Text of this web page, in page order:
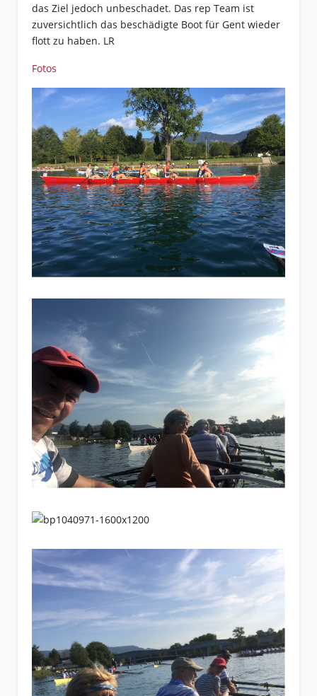
das Ziel jedoch unbeschadet. Das rep Team ist
zuversichtlich das beschädigte Boot für Gent wieder
flott zu haben. LR
Fotos